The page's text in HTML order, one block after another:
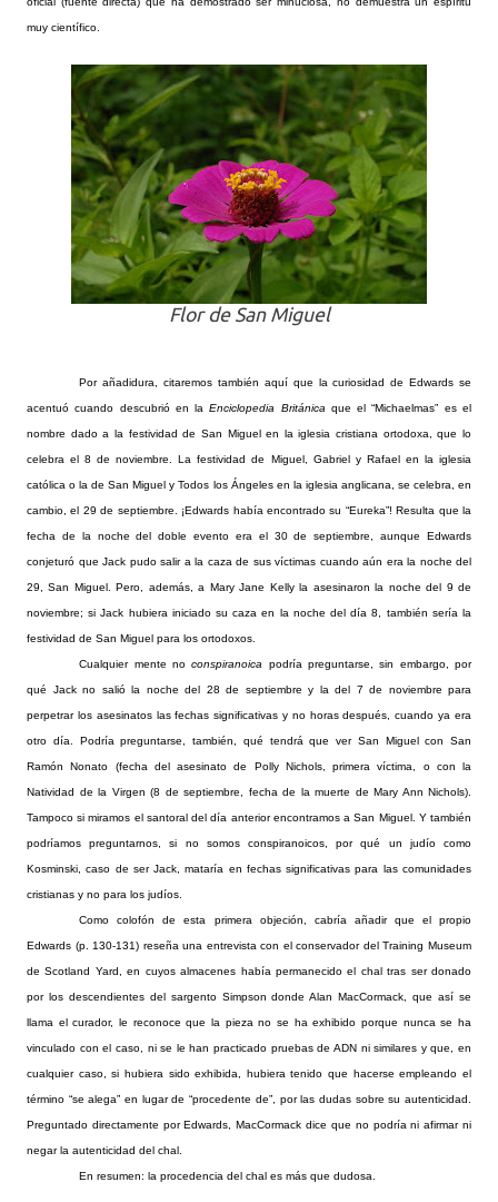
muy científico.
Flor de San Miguel
Por añadidura, citaremos también aquí que la curiosidad de Edwards se
acentuó cuando descubrió en laEnciclopedia Británica que el “Michaelmas” es el
nombre dado a la festividad de San Miguel en la iglesia cristiana ortodoxa, que lo
celebra el 8 de noviembre. La festividad de Miguel, Gabriel y Rafael en la iglesia
católica o la de San Miguel y Todos los Ángeles en la iglesia anglicana, se celebra, en
cambio, el 29 de septiembre. ¡Edwards había encontrado su “Eureka”! Resulta que la
fecha de la noche del doble evento era el 30 de septiembre, aunque Edwards
conjeturó que Jack pudo salir a la caza de sus víctimas cuando aún era la noche del
29, San Miguel. Pero, además, a Mary Jane Kelly la asesinaron la noche del 9 de
noviembre; si Jack hubiera iniciado su caza en la noche del día 8, también sería la
festividad de San Miguel para los ortodoxos.
Cualquier mente noconspiranoica podría preguntarse, sin embargo, por
qué Jack no salió la noche del 28 de septiembre y la del 7 de noviembre para
perpetrar los asesinatos las fechas significativas y no horas después, cuando ya era
otro día. Podría preguntarse, también, qué tendrá que ver San Miguel con San
Ramón Nonato (fecha del asesinato de Polly Nichols, primera víctima, o con la
Natividad de la Virgen (8 de septiembre, fecha de la muerte de Mary Ann Nichols).
Tampoco si miramos el santoral del día anterior encontramos a San Miguel. Y también
podríamos preguntarnos, si no somos conspiranoicos, por qué un judío como
Kosminski, caso de ser Jack, mataría en fechas significativas para las comunidades
cristianas y no para los judíos.
Como colofón de esta primera objeción, cabría añadir que el propio
Edwards (p. 130-131) reseña una entrevista con el conservador del Training Museum
de Scotland Yard, en cuyos almacenes había permanecido el chal tras ser donado
por los descendientes del sargento Simpson donde Alan MacCormack, que así se
llama el curador, le reconoce que la pieza no se ha exhibido porque nunca se ha
vinculado con el caso, ni se le han practicado pruebas de ADN ni similares y que, en
cualquier caso, si hubiera sido exhibida, hubiera tenido que hacerse empleando el
término “se alega” en lugar de “procedente de”, por las dudas sobre su autenticidad.
Preguntado directamente por Edwards, MacCormack dice que no podría ni afirmar ni
negar la autenticidad del chal.
En resumen: la procedencia del chal es más que dudosa.